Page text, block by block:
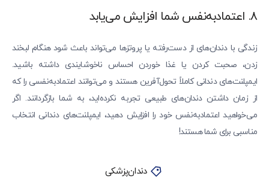
۸. اعتمادبه‌نفس شما افزایش می‌یابد
زندگی با دندان‌های از دست‌رفته یا پروتزها می‌تواند باعث شود هنگام لبخند
زدن، صحبت کردن یا غذا خوردن احساس ناخوشایندی داشته باشید.
ایمپلنت‌های دندانی کاملاً تحول‌آفرین هستند و می‌توانند اعتمادبه‌نفسی را که
از زمان داشتن دندان‌های طبیعی تجربه نکرده‌اید، به شما بازگردانند. اگر
می‌خواهید اعتمادبه‌نفس خود را افزایش دهید، ایمپلنت‌های دندانی انتخاب
مناسبی برای شما هستند!
دندان‌پزشکی